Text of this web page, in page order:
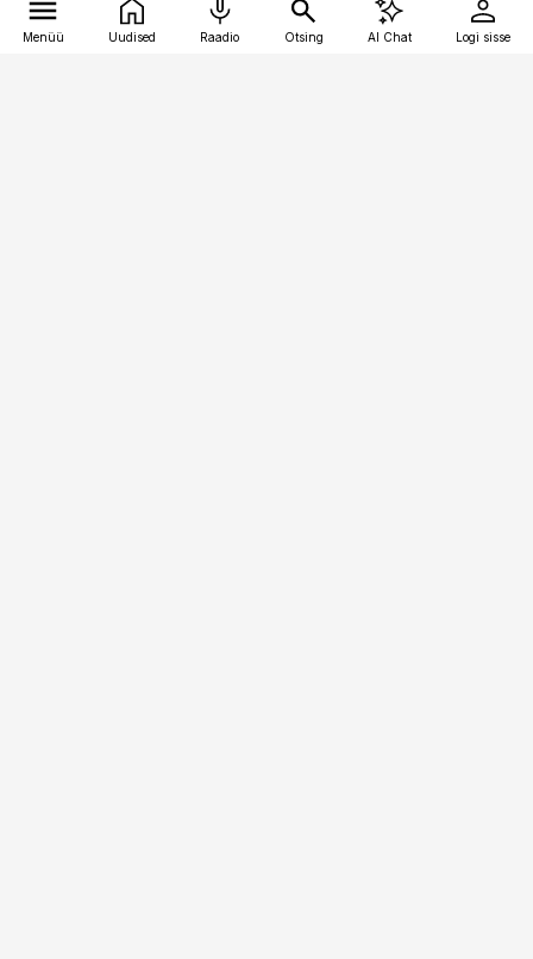
Menüü Uudised Raadio Otsing AI Chat Logi sisse